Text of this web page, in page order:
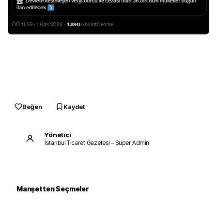
Beğen Kaydet
Yönetici
İstanbul Ticaret Gazetesi – Süper Admin
Manşetten Seçmeler